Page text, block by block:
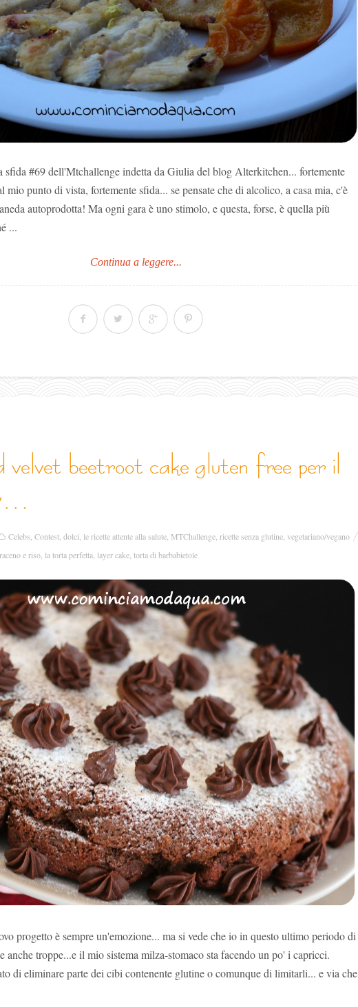
sfida #69 dell'Mtchallenge indetta da Giulia del blog Alterkitchen... fortemente
mio punto di vista, fortemente sfida... se pensate che di alcolico, a casa mia, c'è
autoprodotta! Ma ogni gara è uno stimolo, e questa, forse, è quella più
...
Continua a leggere...
Celebs Contest dolci le ricette attente alla salute MTChallenge ricette senza glutine vegetariano/vegano
e riso la torta perfetta layer cake torta di barbabietole
progetto è sempre un'emozione... ma si vede che io in questo ultimo periodo di
anche troppe...e il mio sistema milza-stomaco sta facendo un po' i capricci.
di eliminare parte dei cibi contenente glutine o comunque di limitarli... e via che